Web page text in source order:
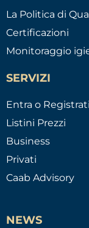
La Politica di
Certificazioni
Monitoraggio
SERVIZI
Entra o Registrati
Listini Prezzi
Business
Privati
Caab Advisory
NEWS